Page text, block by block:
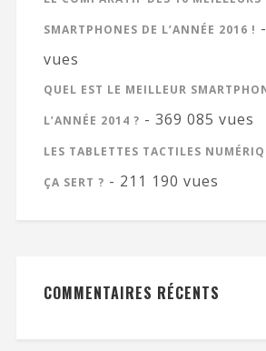
SMARTPHONES DE L’ANNÉE 2016 !
vues
QUEL EST LE MEILLEUR
L’ANNÉE 2014 ? - 369 085 vues
LES TABLETTES TACTILES
ÇA SERT ? - 211 190 vues
COMMENTAIRES RÉCENTS